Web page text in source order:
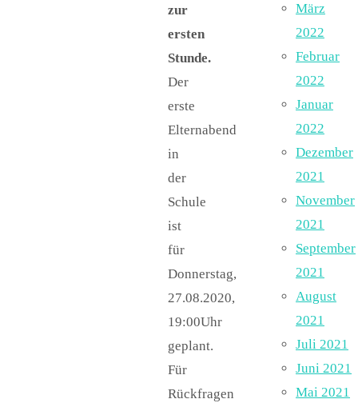
zur
ersten
Stunde.
Der
erste
Elternabend
in
der
Schule
ist
für
Donnerstag,
27.08.2020,
19:00Uhr
geplant.
Für
Rückfragen
März
2022
Februar
2022
Januar
2022
Dezember
2021
November
2021
September
2021
August
2021
Juli 2021
Juni 2021
Mai 2021